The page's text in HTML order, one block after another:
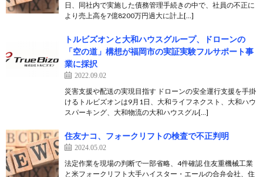
日、同社内で実施した債務管理手続きの中で、社員の不正に
より売上高を7億8200万円過大に計上[…]
トルビズオンと大和ハウスグループ、ドローンの
「空の道」構想が福岡市の実証実験フルサポート事
業に採択
2022.09.02
災害支援や配送の実現目指す ドローンの安全運行支援を手掛
けるトルビズオンは9月1日、大和ライフネクスト、大和ハウ
スパーキング、大和物流の大和ハウスグル[…]
住友ナコ、フォークリフトの検査で不正判明
2024.05.02
法定作業を現場の判断で一部省略、4件確認 住友重機械工業
と米フォークリフト大手ハイスター・エールの合弁会社、住